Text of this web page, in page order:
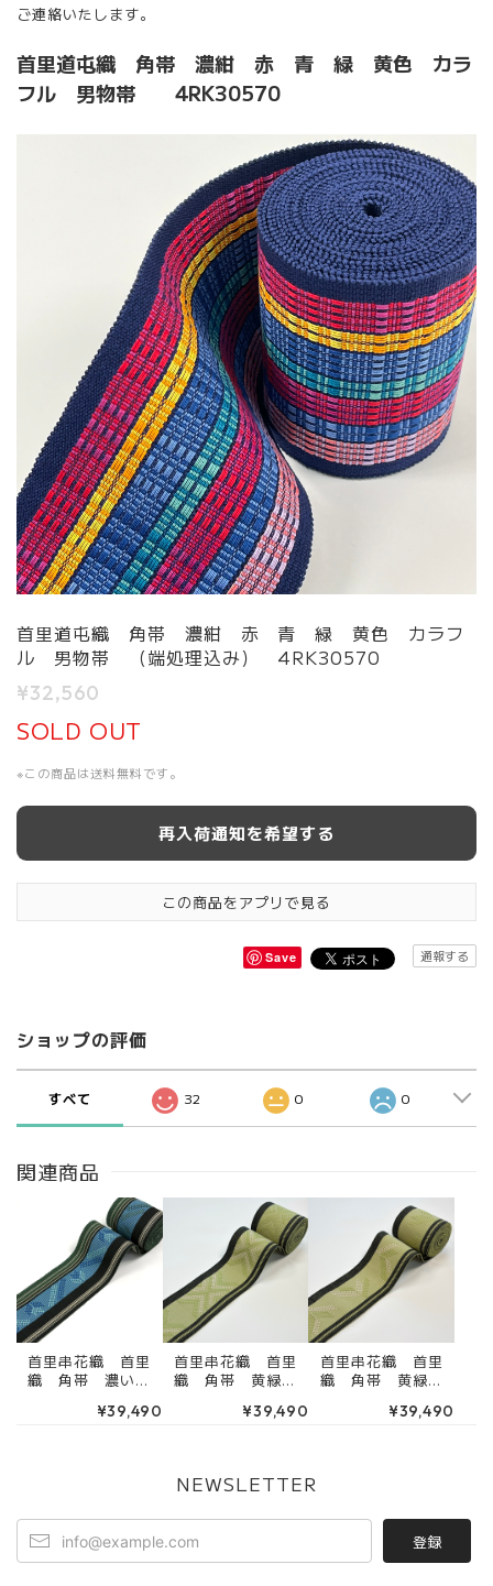
ご連絡いたします。
首里道屯織 角帯 濃紺 赤 青 緑 黄色 カラ
フル 男物帯 4RK30570
首里道屯織 角帯 濃紺 赤 青 緑 黄色 カラフ
ル 男物帯 （端処理込み） 4RK30570
¥32,560
SOLD OUT
※この商品は送料無料です。
再入荷通知を希望する
この商品をアプリで見る
Save 通報する
ショップの評価
すべて 32 0 0
関連商品
首里串花織 首里
織 角帯 濃い深
物帯 （端処理込
¥39,490
首里串花織 首里
織 角帯 黄緑
帯 （端処理込
¥39,490
首里串花織 首里
織 角帯 黄緑
帯 （端処理込
¥39,490
NEWSLETTER
登録